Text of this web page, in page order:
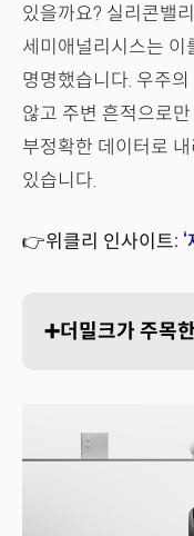
있을까요? 실리콘밸
세미애널리시스는 이
명명했습니다. 우주
않고 주변 흔적으로
부정확한 데이터로
있습니다.
👉위클리 인사이트:
➕더밀크가 주목